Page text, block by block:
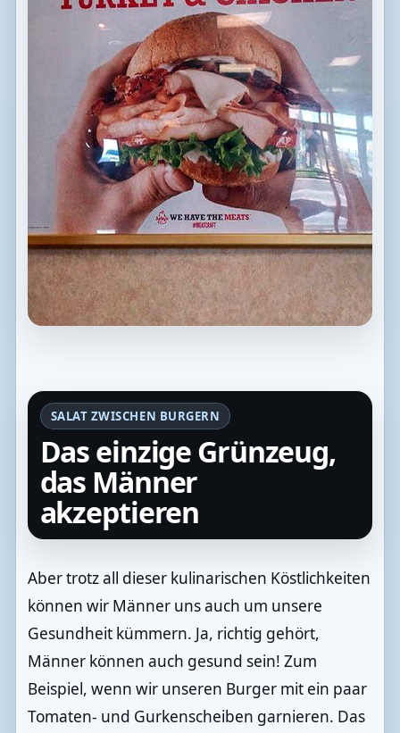
SALAT ZWISCHEN BURGERN
Das einzige Grünzeug,
das Männer
akzeptieren
Aber trotz all dieser kulinarischen Köstlichkeiten
können wir Männer uns auch um unsere
Gesundheit kümmern. Ja, richtig gehört,
Männer können auch gesund sein! Zum
Beispiel, wenn wir unseren Burger mit ein paar
Tomaten- und Gurkenscheiben garnieren. Das